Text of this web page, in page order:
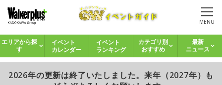
MENU
エリアから探
す
イベント
カレンダー
イベント
ランキング
カテゴリ別
おすすめ
最新
ニュース
2026年の更新は終了いたしました。来年（2027年）も